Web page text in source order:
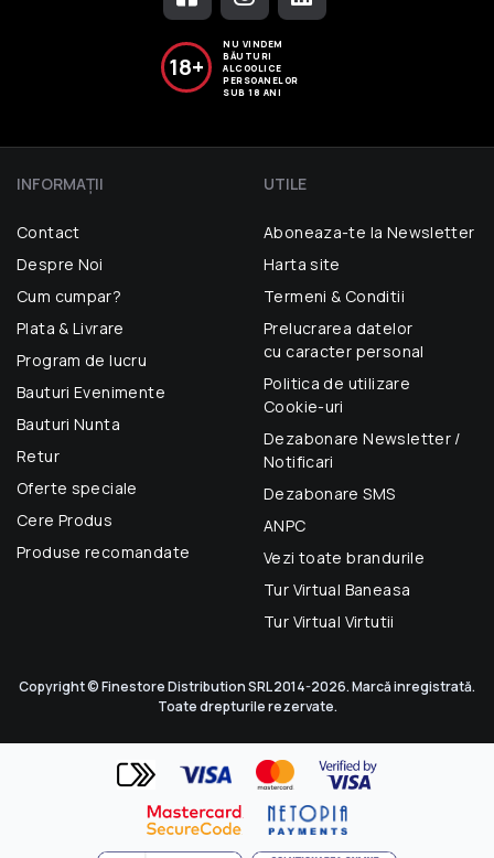
18+
NU VINDEM
BĂUTURI
ALCOOLICE
PERSOANELOR
SUB 18 ANI
INFORMAŢII
Contact
Despre Noi
Cum cumpar?
Plata & Livrare
Program de lucru
Bauturi Evenimente
Bauturi Nunta
Retur
Oferte speciale
Cere Produs
Produse recomandate
UTILE
Aboneaza-te la Newsletter
Harta site
Termeni & Conditii
Prelucrarea datelor
cu caracter personal
Politica de utilizare
Cookie-uri
Dezabonare Newsletter /
Notificari
Dezabonare SMS
ANPC
Vezi toate brandurile
Tur Virtual Baneasa
Tur Virtual Virtutii
Copyright © Finestore Distribution SRL 2014-2026. Marcă inregistrată.
Toate drepturile rezervate.